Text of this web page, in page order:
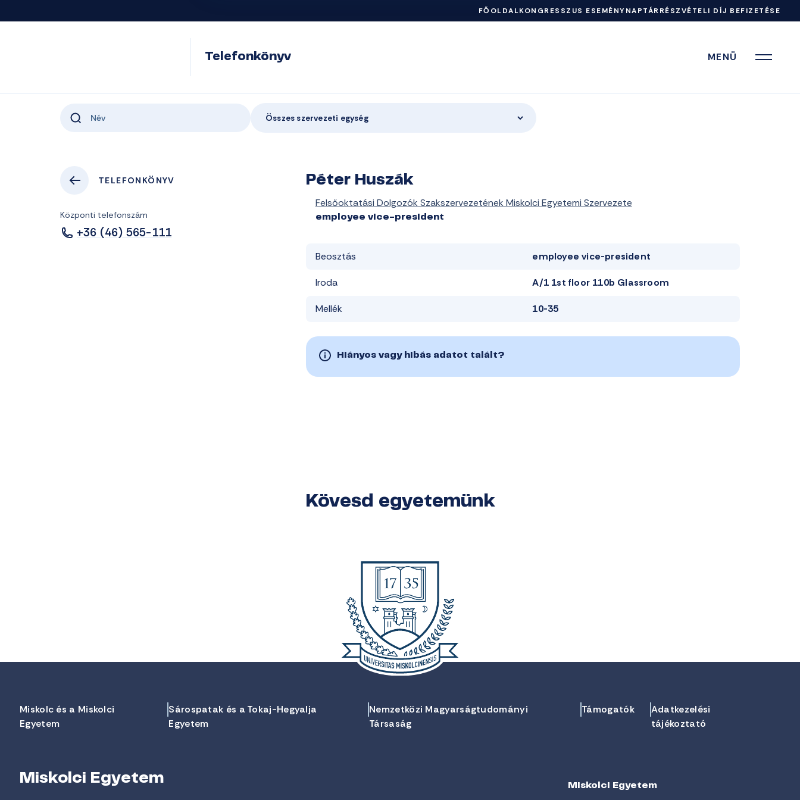
FŐOLDALKONGRESSZUS ESEMÉNYNAPTÁRRÉSZVÉTELI DÍJ BEFIZETÉSE
Telefonkönyv MENÜ
Összes szervezeti egység
TELEFONKÖNYV
Központi telefonszám
+36 (46) 565-111
Péter Huszák
Felsőoktatási Dolgozók Szakszervezetének Miskolci Egyetemi Szervezete
employee vice-president
Beosztás employee vice-president
Iroda A/1 1st floor 110b Glassroom
Mellék 10-35
Hiányos vagy hibás adatot talált?
Kövesd egyetemünk
Miskolc és a Miskolci
Egyetem
Sárospatak és a Tokaj-Hegyalja
Egyetem
Nemzetközi Magyarságtudományi
Társaság
Támogatók
Adatkezelési
tájékoztató
Miskolci Egyetem Miskolci Egyetem